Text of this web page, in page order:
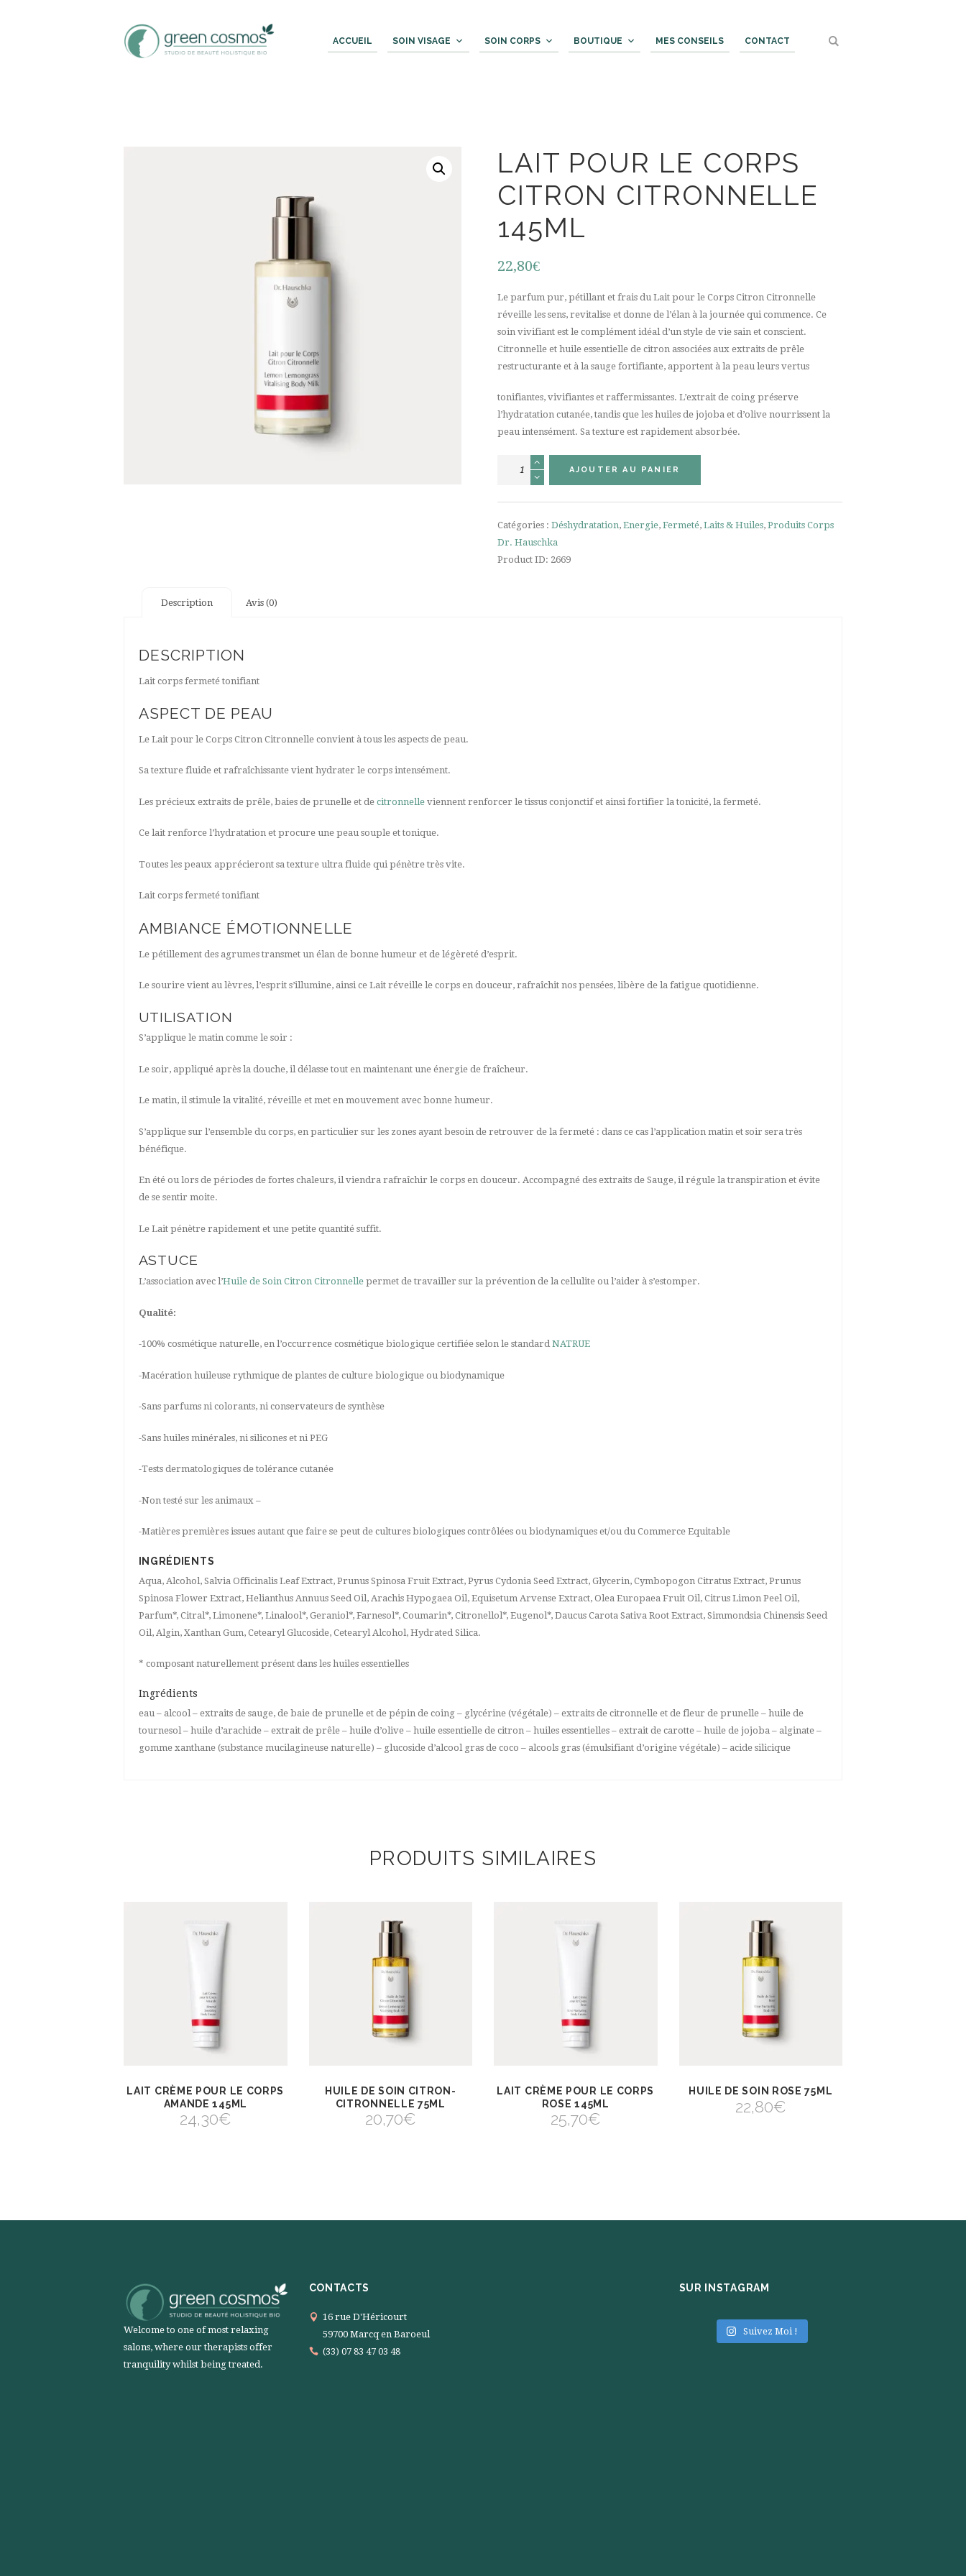
ACCUEIL SOIN VISAGE SOIN CORPS BOUTIQUE MES CONSEILS CONTACT
LAIT POUR LE CORPS
CITRON CITRONNELLE
145ML
22,80€
Le parfum pur, pétillant et frais du Lait pour le Corps Citron Citronnelle
réveille les sens, revitalise et donne de l’élan à la journée qui commence. Ce
soin vivifiant est le complément idéal d’un style de vie sain et conscient.
Citronnelle et huile essentielle de citron associées aux extraits de prêle
restructurante et à la sauge fortifiante, apportent à la peau leurs vertus
tonifiantes, vivifiantes et raffermissantes. L’extrait de coing préserve
l’hydratation cutanée, tandis que les huiles de jojoba et d’olive nourrissent la
peau intensément. Sa texture est rapidement absorbée.
le
Corps
Citron
AJOUTER AU PANIER
Catégories : Déshydratation, Energie, Fermeté, Laits & Huiles, Produits Corps
Dr. Hauschka
Product ID: 2669
Description Avis (0)
DESCRIPTION
Lait corps fermeté tonifiant
ASPECT DE PEAU
Le Lait pour le Corps Citron Citronnelle convient à tous les aspects de peau.
Sa texture fluide et rafraîchissante vient hydrater le corps intensément.
Les précieux extraits de prêle, baies de prunelle et de citronnelleviennent renforcer le tissus conjonctif et ainsi fortifier la tonicité, la fermeté.
Ce lait renforce l’hydratation et procure une peau souple et tonique.
Toutes les peaux apprécieront sa texture ultra fluide qui pénètre très vite.
Lait corps fermeté tonifiant
AMBIANCE ÉMOTIONNELLE
Le pétillement des agrumes transmet un élan de bonne humeur et de légèreté d’esprit.
Le sourire vient au lèvres, l’esprit s’illumine, ainsi ce Lait réveille le corps en douceur, rafraîchit nos pensées, libère de la fatigue quotidienne.
UTILISATION
S’applique le matin comme le soir :
Le soir, appliqué après la douche, il délasse tout en maintenant une énergie de fraîcheur.
Le matin, il stimule la vitalité, réveille et met en mouvement avec bonne humeur.
S’applique sur l’ensemble du corps, en particulier sur les zones ayant besoin de retrouver de la fermeté : dans ce cas l’application matin et soir sera très
bénéfique.
En été ou lors de périodes de fortes chaleurs, il viendra rafraîchir le corps en douceur. Accompagné des extraits de Sauge, il régule la transpiration et évite
de se sentir moite.
Le Lait pénètre rapidement et une petite quantité suffit.
ASTUCE
L’association avec l’Huile de Soin Citron Citronnellepermet de travailler sur la prévention de la cellulite ou l’aider à s’estomper.
Qualité:
-100% cosmétique naturelle, en l’occurrence cosmétique biologique certifiée selon le standard NATRUE
-Macération huileuse rythmique de plantes de culture biologique ou biodynamique
-Sans parfums ni colorants, ni conservateurs de synthèse
-Sans huiles minérales, ni silicones et ni PEG
-Tests dermatologiques de tolérance cutanée
-Non testé sur les animaux –
-Matières premières issues autant que faire se peut de cultures biologiques contrôlées ou biodynamiques et/ou du Commerce Equitable
INGRÉDIENTS
Aqua, Alcohol, Salvia Officinalis Leaf Extract, Prunus Spinosa Fruit Extract, Pyrus Cydonia Seed Extract, Glycerin, Cymbopogon Citratus Extract, Prunus
Spinosa Flower Extract, Helianthus Annuus Seed Oil, Arachis Hypogaea Oil, Equisetum Arvense Extract, Olea Europaea Fruit Oil, Citrus Limon Peel Oil,
Parfum*, Citral*, Limonene*, Linalool*, Geraniol*, Farnesol*, Coumarin*, Citronellol*, Eugenol*, Daucus Carota Sativa Root Extract, Simmondsia Chinensis Seed
Oil, Algin, Xanthan Gum, Cetearyl Glucoside, Cetearyl Alcohol, Hydrated Silica.
* composant naturellement présent dans les huiles essentielles
Ingrédients
eau – alcool – extraits de sauge, de baie de prunelle et de pépin de coing – glycérine (végétale) – extraits de citronnelle et de fleur de prunelle – huile de
tournesol – huile d’arachide – extrait de prêle – huile d’olive – huile essentielle de citron – huiles essentielles – extrait de carotte – huile de jojoba – alginate –
gomme xanthane (substance mucilagineuse naturelle) – glucoside d’alcool gras de coco – alcools gras (émulsifiant d’origine végétale) – acide silicique
PRODUITS SIMILAIRES
VIEW
AJOUTER AU
LAIT CRÈME POUR LE CORPS
AMANDE 145ML
24,30€
VIEW
AJOUTER AU
HUILE DE SOIN CITRON-
CITRONNELLE 75ML
20,70€
VIEW
AJOUTER AU
LAIT CRÈME POUR LE CORPS
ROSE 145ML
25,70€
VIEW
AJOUTER AU
PANIER
HUILE DE SOIN ROSE 75ML
22,80€
Welcome to one of most relaxing
salons, where our therapists offer
tranquility whilst being treated.
CONTACTS
16 rue D'Héricourt
59700 Marcq en Baroeul
(33) 07 83 47 03 48
SUR INSTAGRAM
Suivez Moi !